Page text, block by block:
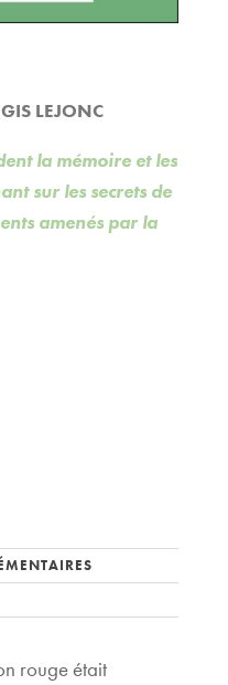
LEJONC
la mémoire et les
sur les secrets de
amenés par la
rouge était